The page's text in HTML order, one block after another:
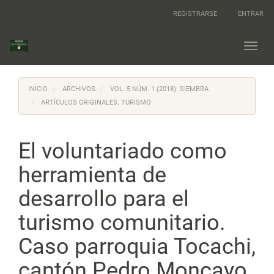
principal
Barra
lateral
REGISTRARSE ENTRAR
INICIO ARCHIVOS
VOL. 5 NÚM. 1 (2018): SIEMBRA
ARTÍCULOS ORIGINALES. TURISMO
El voluntariado como
herramienta de
desarrollo para el
turismo comunitario.
Caso parroquia Tocachi,